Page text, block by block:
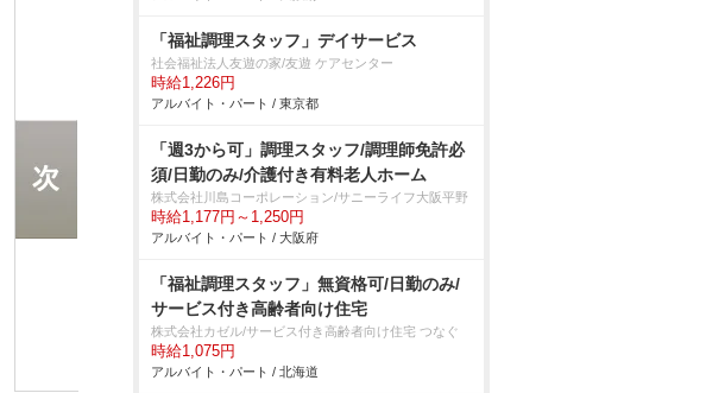
「福祉調理スタッフ」デイサービス
社会福祉法人友遊の家/友遊 ケアセンター
時給1,226円
アルバイト・パート / 東京都
「週3から可」調理スタッフ/調理師免許必
須/日勤のみ/介護付き有料老人ホーム
株式会社川島コーポレーション/サニーライフ大阪平野
時給1,177円～1,250円
アルバイト・パート / 大阪府
「福祉調理スタッフ」無資格可/日勤のみ/
サービス付き高齢者向け住宅
株式会社カゼル/サービス付き高齢者向け住宅 つなぐ
時給1,075円
アルバイト・パート / 北海道